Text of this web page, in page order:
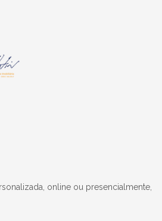
online ou presencialmente,